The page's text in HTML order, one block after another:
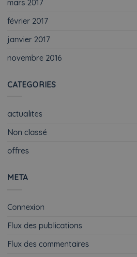
mars 2017
février 2017
janvier 2017
novembre 2016
CATEGORIES
actualites
Non classé
offres
META
Connexion
Flux des publications
Flux des commentaires